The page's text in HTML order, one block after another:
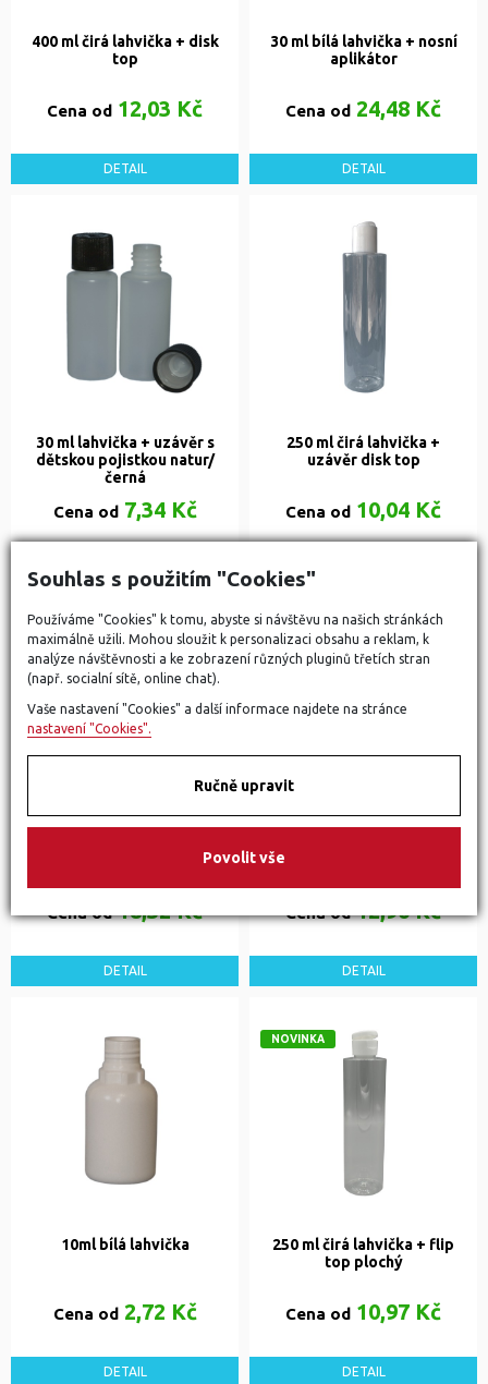
Souhlas s použitím "Cookies"
Používáme "Cookies" k tomu, abyste si návštěvu na našich stránkách
maximálně užili. Mohou sloužit k personalizaci obsahu a reklam, k
analýze návštěvnosti a ke zobrazení různých pluginů třetích stran
(např. socialní sítě, online chat).
Vaše nastavení "Cookies" a další informace najdete na stránce
nastavení "Cookies".
Ručně upravit
Povolit vše
400 ml čirá lahvička + disk
top
Cena od 12,03 Kč
DETAIL
30 ml bílá lahvička + nosní
aplikátor
Cena od 24,48 Kč
DETAIL
30 ml lahvička + uzávěr s
dětskou pojistkou natur/
černá
Cena od7,34 Kč
250 ml čirá lahvička +
uzávěr disk top
Cena od 10,04 Kč
NOVINKA
Cena od18,32 Kč
DETAIL
NOVINKA
Cena od12,96 Kč
DETAIL
10ml bílá lahvička
Cena od2,72 Kč
DETAIL
NOVINKA
250 ml čirá lahvička + flip
top plochý
Cena od 10,97 Kč
DETAIL